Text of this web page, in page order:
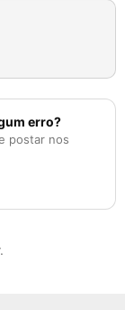
erro?
postar nos